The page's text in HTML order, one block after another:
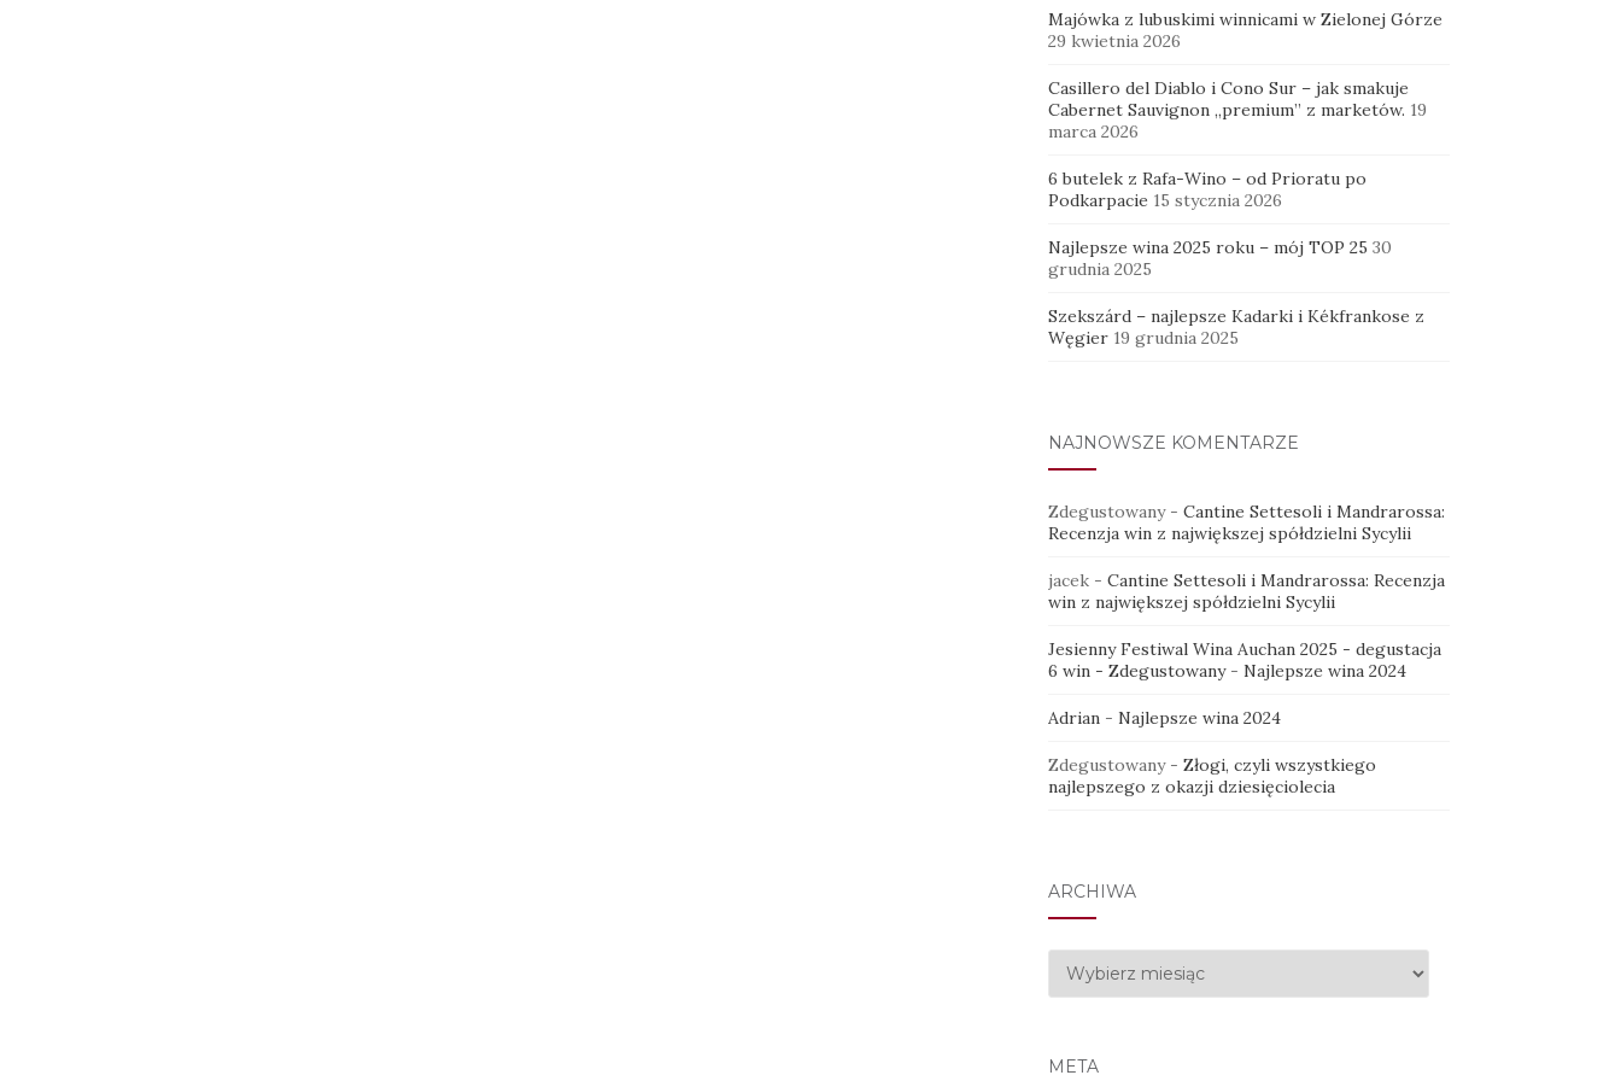
Majówka z lubuskimi winnicami w Zielonej Górze
29 kwietnia 2026
Casillero del Diablo i Cono Sur – jak smakuje
Cabernet Sauvignon „premium” z marketów. 19
marca 2026
6 butelek z Rafa-Wino – od Prioratu po
Podkarpacie 15 stycznia 2026
Najlepsze wina 2025 roku – mój TOP 25 30
grudnia 2025
Szekszárd – najlepsze Kadarki i Kékfrankose z
Węgier 19 grudnia 2025
NAJNOWSZE KOMENTARZE
Zdegustowany- Cantine Settesoli i Mandrarossa:
Recenzja win z największej spółdzielni Sycylii
jacek- Cantine Settesoli i Mandrarossa: Recenzja
win z największej spółdzielni Sycylii
Jesienny Festiwal Wina Auchan 2025 - degustacja
6 win - Zdegustowany- Najlepsze wina 2024
Adrian- Najlepsze wina 2024
Zdegustowany- Złogi, czyli wszystkiego
najlepszego z okazji dziesięciolecia
ARCHIWA
Archiwa
META